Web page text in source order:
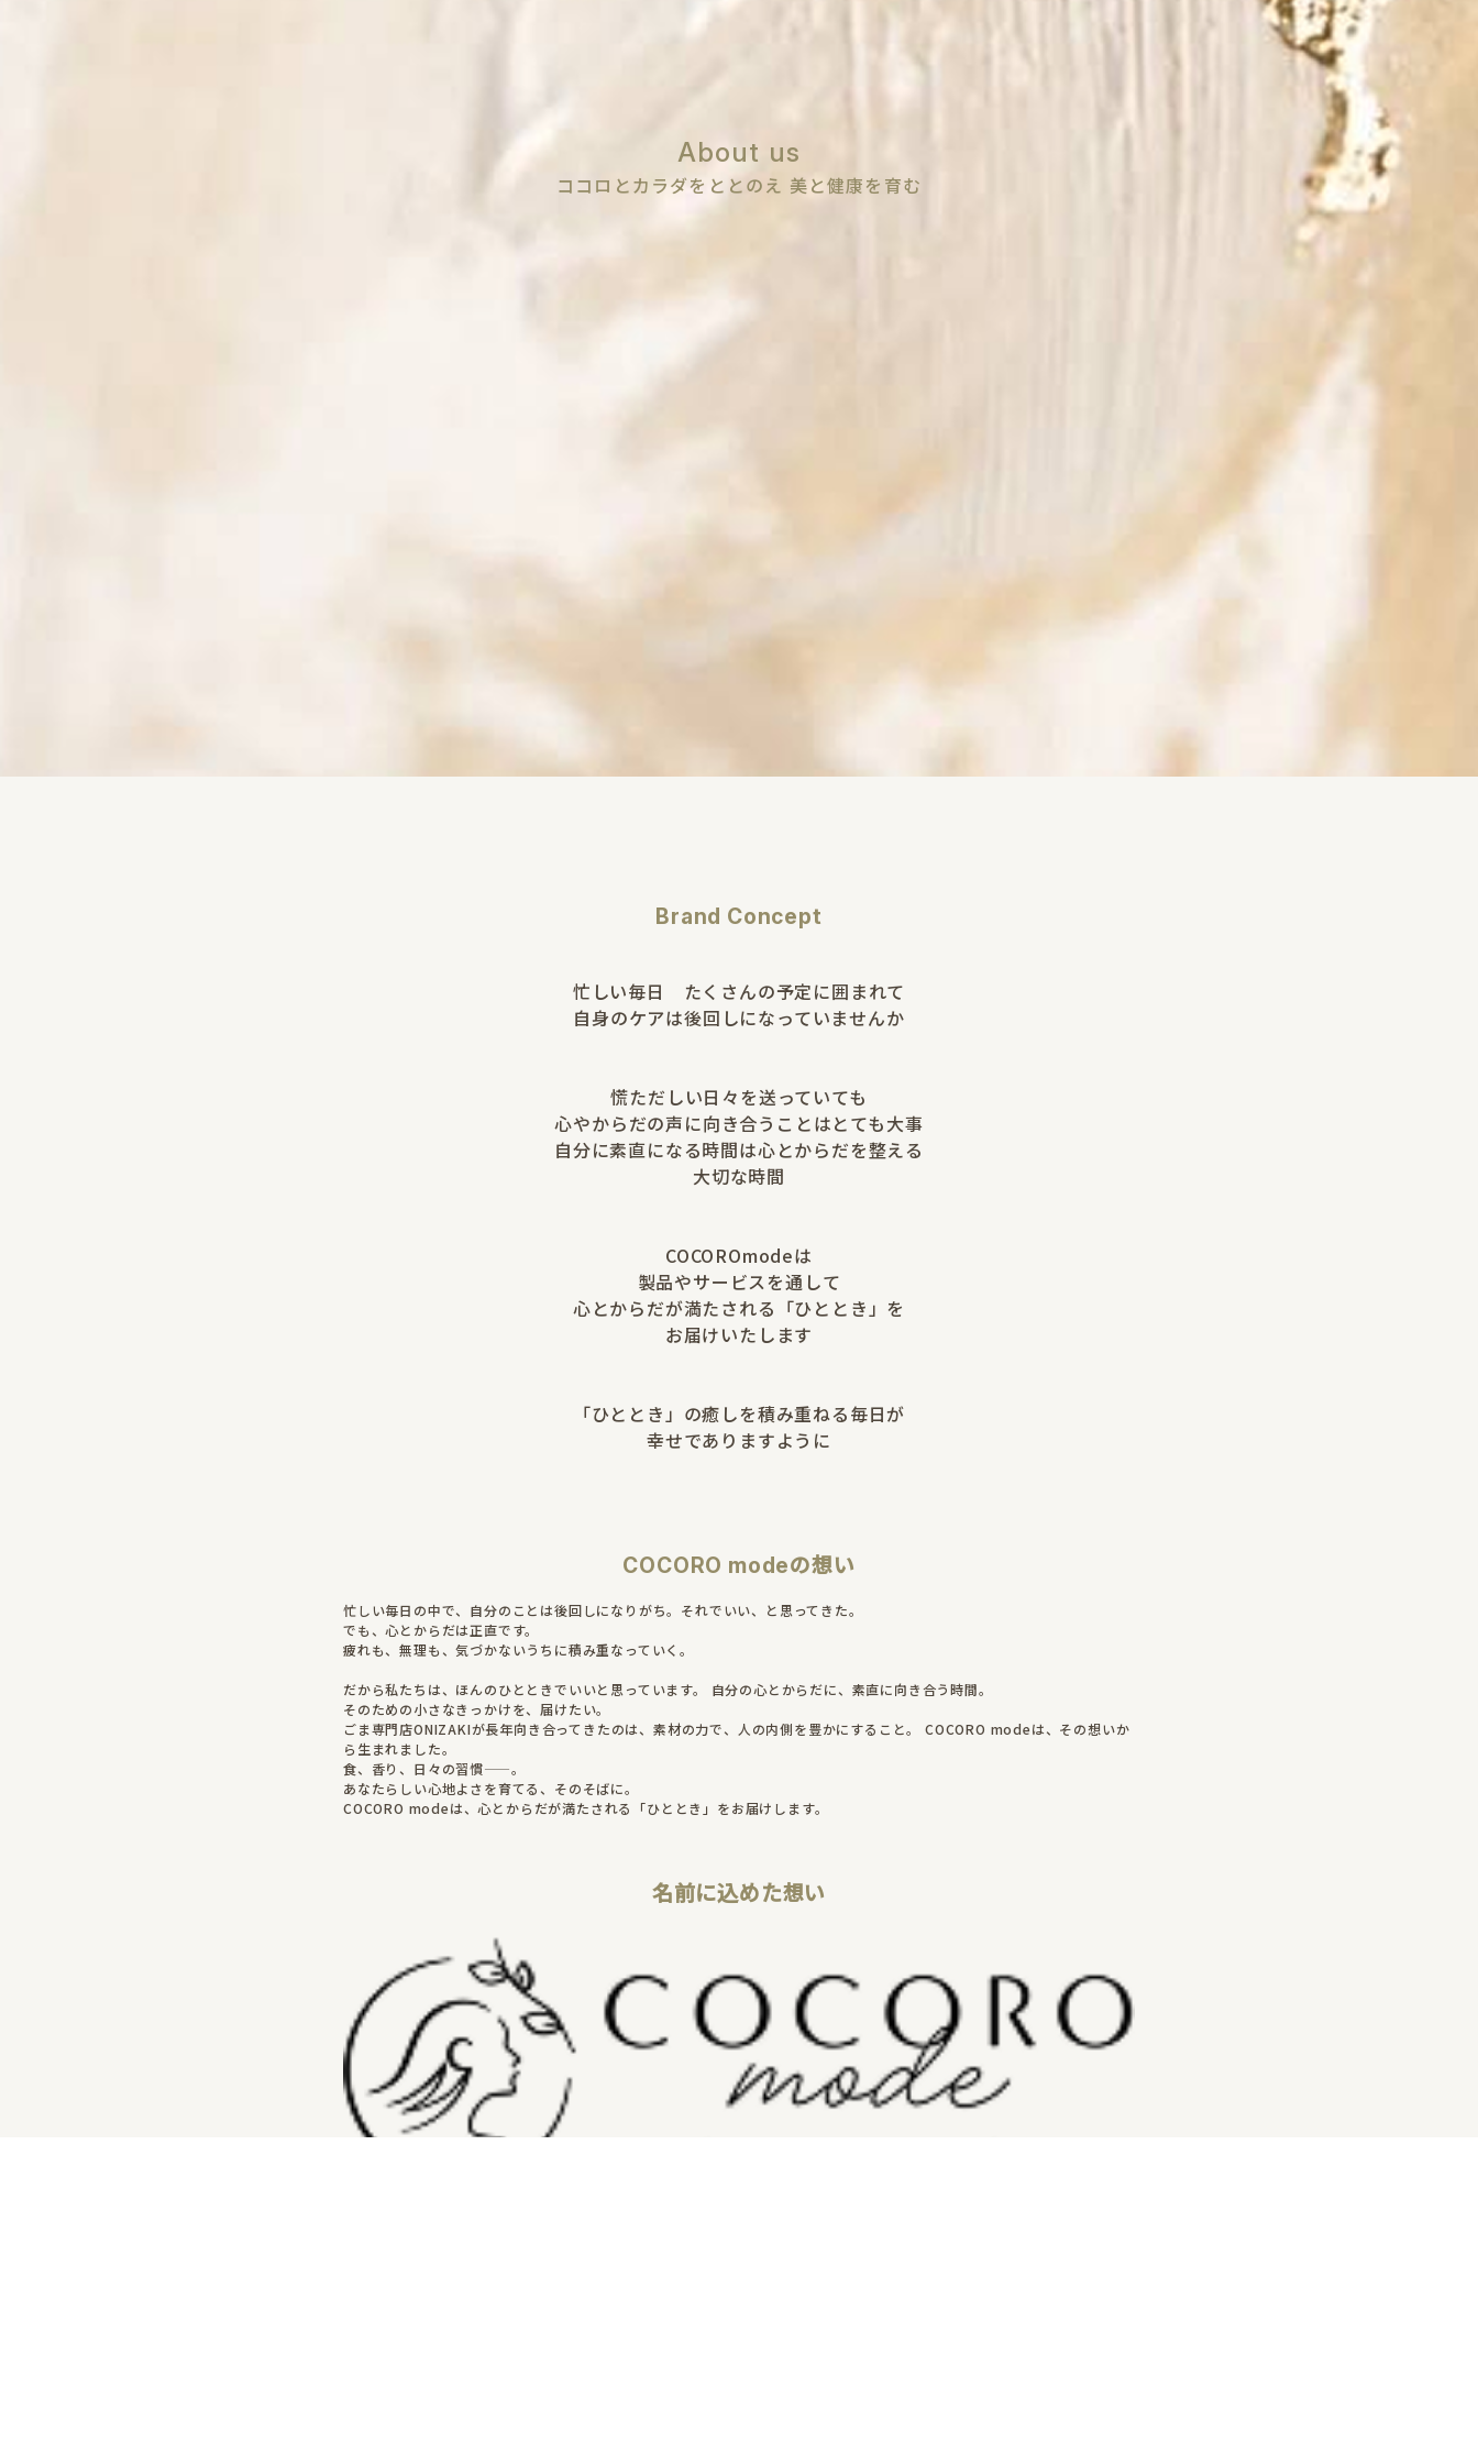
About us
ココロとカラダをととのえ 美と健康を育む
Brand Concept
忙しい毎日 たくさんの予定に囲まれて
自身のケアは後回しになっていませんか
慌ただしい日々を送っていても
心やからだの声に向き合うことはとても大事
自分に素直になる時間は心とからだを整える
大切な時間
COCOROmodeは
製品やサービスを通して
心とからだが満たされる「ひととき」を
お届けいたします
「ひととき」の癒しを積み重ねる毎日が
幸せでありますように
COCORO modeの想い
忙しい毎日の中で、自分のことは後回しになりがち。それでいい、と思ってきた。
でも、心とからだは正直です。
疲れも、無理も、気づかないうちに積み重なっていく。
だから私たちは、ほんのひとときでいいと思っています。 自分の心とからだに、素直に向き合う時間。
そのための小さなきっかけを、届けたい。
ごま専門店ONIZAKIが長年向き合ってきたのは、素材の力で、人の内側を豊かにすること。 COCORO modeは、その想いか
ら生まれました。
食、香り、日々の習慣——。
あなたらしい心地よさを育てる、そのそばに。
COCORO modeは、心とからだが満たされる「ひととき」をお届けします。
名前に込めた想い